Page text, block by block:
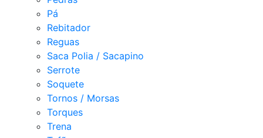
Pá
Rebitador
Reguas
Saca Polia / Sacapino
Serrote
Soquete
Tornos / Morsas
Torques
Trena